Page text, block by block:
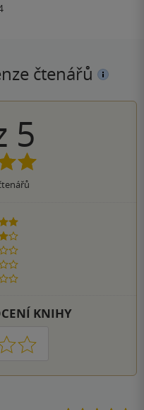
čtenářů
5
KNIHY